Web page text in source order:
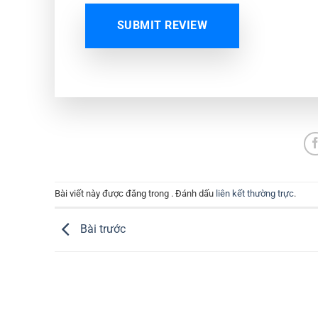
SUBMIT REVIEW
Bài viết này được đăng trong . Đánh dấu liên kết thường trực.
Bài trước